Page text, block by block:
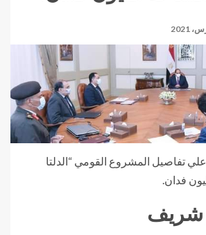
تفاصيل المشروع القومي “الدلتا
فدان.
شريف